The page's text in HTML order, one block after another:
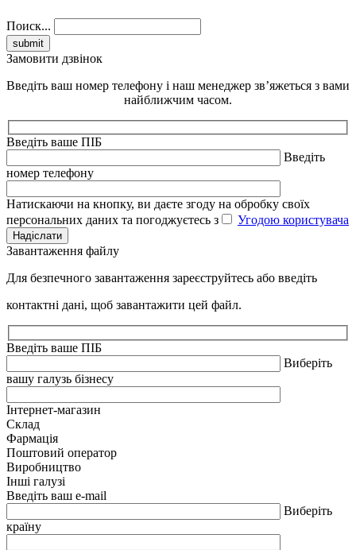
Поиск...
Замовити дзвінок
Введіть ваш номер телефону і наш менеджер зв’яжеться з вами
найближчим часом.
Введіть ваше ПІБ
Введіть
номер телефону
Натискаючи на кнопку, ви даєте згоду на обробку своїх
персональних даних та погоджуєтесь з
Угодою користувача
Надіслати
Завантаження файлу
Для безпечного завантаження зареєструйтесь або введіть
контактні дані, щоб завантажити цей файл.
Введіть ваше ПІБ
Виберіть
вашу галузь бізнесу
Інтернет-магазин
Склад
Фармація
Поштовий оператор
Виробництво
Інші галузі
Введіть ваш e-mail
Виберіть
країну